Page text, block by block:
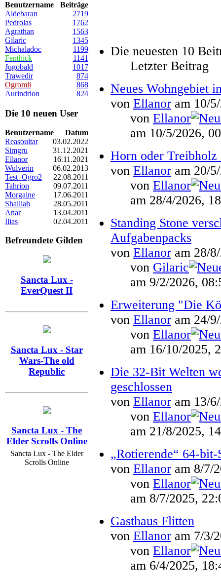
Benutzername
Beiträge
Aldebaran
2719
Pedrolas
1762
Agrathan
1563
Gilaric
1345
Michaladoc
1199
Fenthick
1141
Jugobald
1017
Trawedir
874
Ogromli
868
Aurindrion
824
Die 10 neuen User
Benutzername
Datum
Reasoultar
03.02.2022
Simgru
31.12.2021
Ellanor
16.11.2021
Wulverin
06.02.2013
Test_Ogro2
22.08.2011
Tahrion
09.07.2011
Morgaine
17.06.2011
Shailiah
28.05.2011
Anar
13.04.2011
Ilias
02.04.2011
Befreundete Gilden
Sancta Lux -
EverQuest II
Sancta Lux - Star
Wars-The old
Republic
Sancta Lux - The
Elder Scrolls Online
Sancta Lux - The Elder
Scrolls Online
Die neuesten 10
Letzter Beitrag
Neues Wohngebiet
von Ellanor am 10/
von Ellanor
am 10/5/2026,
Horn oder
von Ellanor am 20/
von Ellanor
am 28/4/2026,
Standing Stone
Aufgabenpacks
von Ellanor am 28/
von Gilaric
am 9/2/2026,
Erweiterung "Die
von Ellanor am 24/
von Ellanor
am 16/10/2025,
Die 32-Bit Welten
geschlossen
von Ellanor am 13/
von Ellanor
am 21/8/2025,
„Rotierende“ 64-
von Ellanor am 8/7/
von Ellanor
am 8/7/2025,
Gasthaus Flitten
von Ellanor am 7/3/
von Ellanor
am 6/4/2025,